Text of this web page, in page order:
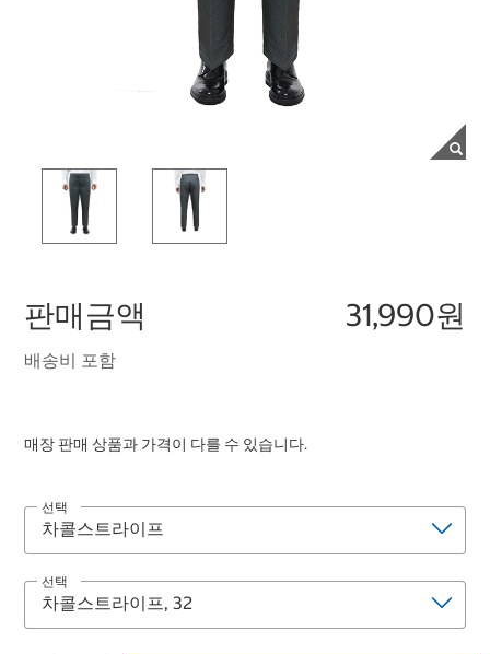
판매금액 31,990원
배송비 포함
매장 판매 상품과 가격이 다를 수 있습니다.
선택
선택